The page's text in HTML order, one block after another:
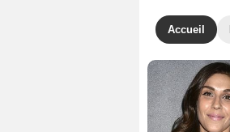
Accueil